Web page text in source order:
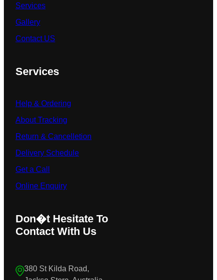
Services
Gallery
Contact US
Services
Help & Ordering
About Tracking
Return & Cancelletion
Delivery Schedule
Get a Call
Online Enquiry
Don�t Hesitate To
Contact With Us
380 St Kilda Road,